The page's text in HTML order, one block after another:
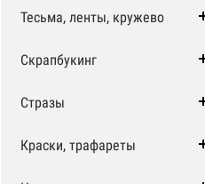
Тесьма, ленты, кружево
Скрапбукинг
Стразы
Краски, трафареты